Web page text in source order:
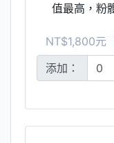
值最高，粉
NT$1,800元
添加：